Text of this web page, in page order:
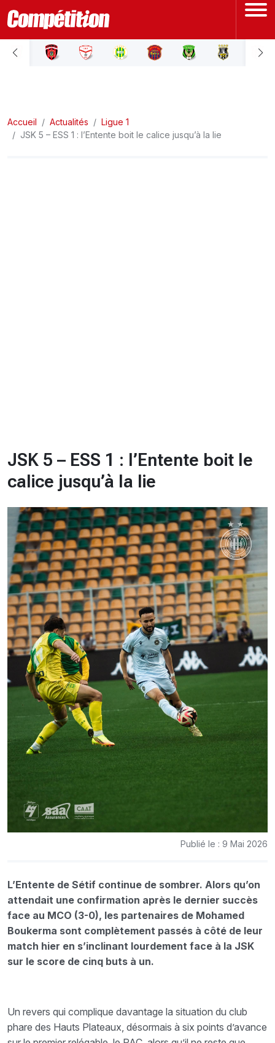
ACCUEIL
LIGUE 2
Accueil Actualités
Ligue 1
JSK 5 – ESS 1 : l’Entente boit le calice jusqu’à la lie
JSK 5 – ESS 1 : l’Entente boit le
calice jusqu’à la lie
Publié le : 9 Mai 2026
L’Entente de Sétif continue de sombrer. Alors qu’on
attendait une confirmation après le dernier succès
face au MCO (3-0), les partenaires de Mohamed
Boukerma sont complètement passés à côté de leur
match hier en s’inclinant lourdement face à la JSK
sur le score de cinq buts à un.
Un revers qui complique davantage la situation du club
phare des Hauts Plateaux, désormais à six points d’avance